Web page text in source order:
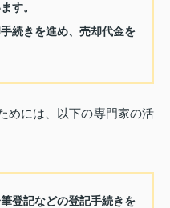
す。
続きを進め、売却代金を
めには、以下の専門家の活
登記などの登記手続きを